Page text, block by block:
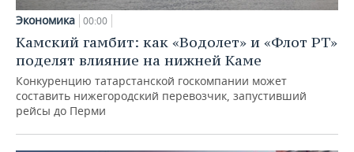
Экономика 00:00
Камский гамбит: как «Водолет» и «Флот РТ»
поделят влияние на нижней Каме
Конкуренцию татарстанской госкомпании может
составить нижегородский перевозчик, запустивший
рейсы до Перми